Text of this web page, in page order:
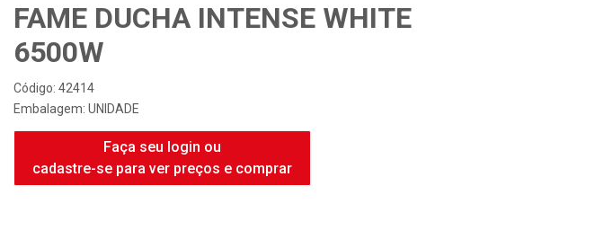
FAME DUCHA INTENSE WHITE
6500W
Código: 42414
Embalagem: UNIDADE
Faça seu login ou
cadastre-se para ver preços e comprar